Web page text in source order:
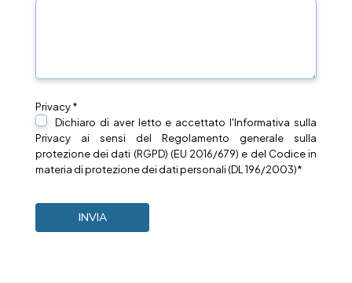
Privacy *
Dichiaro di aver letto e accettato l'Informativa sulla
Privacy ai sensi del Regolamento generale sulla
protezione dei dati (RGPD) (EU 2016/679) e del Codice in
materia di protezione dei dati personali (DL 196/2003)*